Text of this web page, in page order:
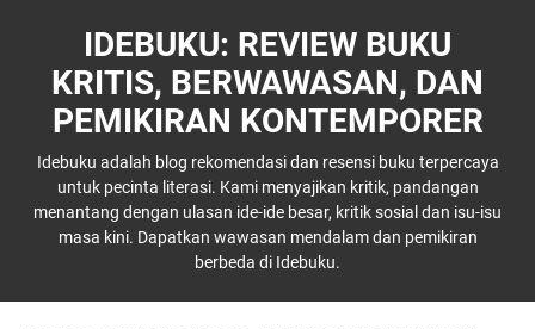
IDEBUKU: REVIEW BUKU
KRITIS, BERWAWASAN, DAN
PEMIKIRAN KONTEMPORER
Idebuku adalah blog rekomendasi dan resensi buku terpercaya
untuk pecinta literasi. Kami menyajikan kritik, pandangan
menantang dengan ulasan ide-ide besar, kritik sosial dan isu-isu
masa kini. Dapatkan wawasan mendalam dan pemikiran
berbeda di Idebuku.